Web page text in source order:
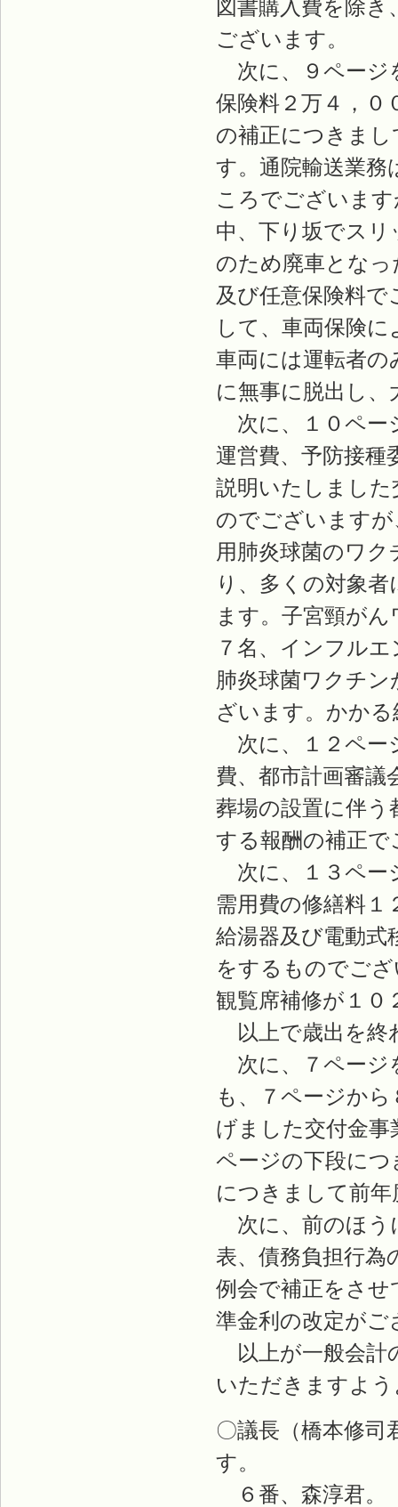
図書購入費を除
ございます。
次に、９ページ
保険料２万４，０
の補正につきま
す。通院輸送業務
ころでございま
中、下り坂でス
のため廃車とな
及び任意保険料
して、車両保険
車両には運転者
に無事に脱出し
次に、１０ペー
運営費、予防接種
説明いたしまし
のでございます
用肺炎球菌のワ
り、多くの対象
ます。子宮頸が
７名、インフル
肺炎球菌ワクチ
ざいます。かか
次に、１２ペー
費、都市計画審議
葬場の設置に伴う
する報酬の補正
次に、１３ペー
需用費の修繕料１
給湯器及び電動式
をするものでご
観覧席補修が１０
以上で歳出を終
次に、７ページ
も、７ページか
げました交付金
ページの下段につ
につきまして前
次に、前のほう
表、債務負担行
例会で補正をさ
準金利の改定が
以上が一般会計
いただきますよ
〇議長（橋本修
す。
６番、森淳君。